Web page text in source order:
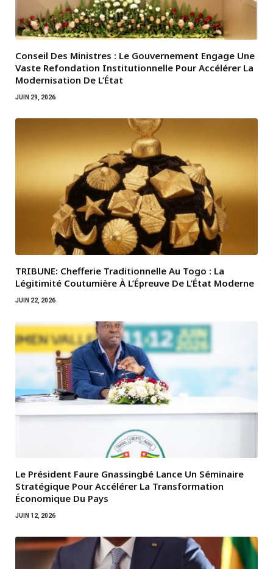
Conseil Des Ministres : Le Gouvernement Engage Une
Vaste Refondation Institutionnelle Pour Accélérer La
Modernisation De L’État
JUIN 29, 2026
TRIBUNE: Chefferie Traditionnelle Au Togo : La
Légitimité Coutumière À L’Épreuve De L’État Moderne
JUIN 22, 2026
Le Président Faure Gnassingbé Lance Un Séminaire
Stratégique Pour Accélérer La Transformation
Économique Du Pays
JUIN 12, 2026